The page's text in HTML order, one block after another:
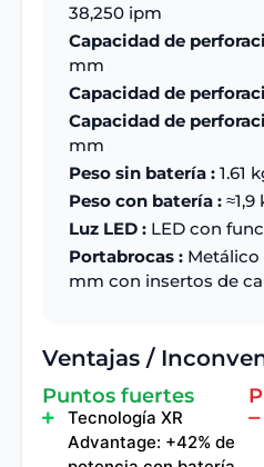
38,250 ipm
Capacidad de
mm
Capacidad de
Capacidad de
mm
Peso sin batería : 1.61
Peso con batería :
Luz LED : LED con
Portabrocas : Metálico
mm con insertos de
Ventajas /
Puntos fuertes
Tecnología XR
Advantage: +42% de